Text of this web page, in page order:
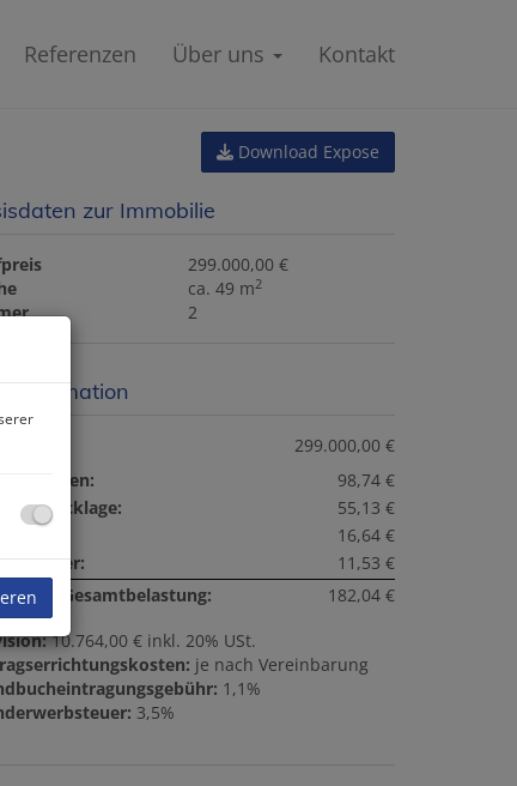
Referenzen Über uns Kontakt
Download Expose
zur Immobilie
299.000,00 €
ca. 49 m2
2
299.000,00 €
98,74 €
55,13 €
16,64 €
11,53 €
Gesamtbelastung:
182,04 €
10.764,00 € inkl. 20% USt.
je nach Vereinbarung
1,1%
3,5%